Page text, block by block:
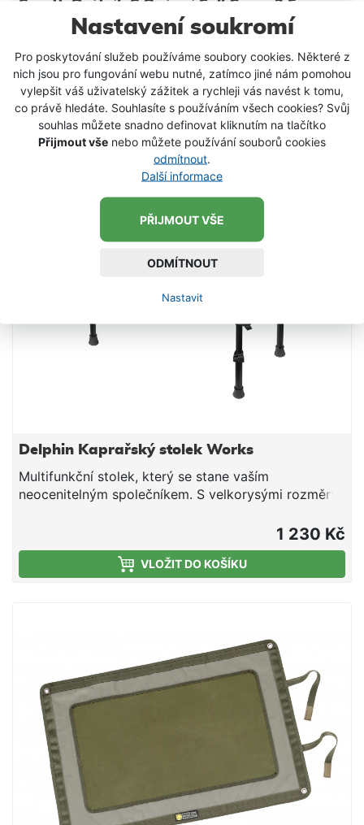
Nastavení soukromí
Pro poskytování služeb používáme soubory cookies. Některé z
nich jsou pro fungování webu nutné, zatímco jiné nám pomohou
vylepšit váš uživatelský zážitek a rychleji vás navést k tomu,
co právě hledáte. Souhlasíte s používáním všech cookies? Svůj
souhlas můžete snadno definovat kliknutím na tlačítko
Přijmout vše nebo můžete používání souborů cookies
odmítnout.
Další informace
PŘIJMOUT VŠE
ODMÍTNOUT
Nastavit
Suretti Deštník S Bočnicí Full Cover 2,5 m
Deštník s bočnicí Full Cover z materiálu 210D. Švy
jsou podlepené, po obvodu vrchlíku jsou čtyři očka
k ukotvení, deštník je dodáván se čtyřmi
stavitelnými provazy a kolíky. Deštník lze naklápět
pomocí kovového CNC kloubu. Žebra jsou z
ocelových drátů 1,25 m dlouhých, eloxovaných
černou barvou. Středová tyč je teleskopická s
novým, velmi spolehlivým adaptérem, který vnitřní
trubku svírá po celém obvodě. Průměr rozloženého
Vchodové dveře mají slídové okno a lze je srolovat.
Transportní délka je 1.35 m, váha 3.7 kg. Deštník je
dodáván v přepravním obalu. Parametry: Barva:
Zelená Transportní délka: 135 cm Hmotnost: 3,7 kg
1 899 Kč
VLOŽIT DO KOŠÍKU
Delphin Kaprařský stolek Works
Multifunkční stolek, který se stane vaším
neocenitelným společníkem. S velkorysými rozměry
využití. Pracovní prostor je rozdělen na několik
přihrádek. Při vázání montáží si do jednotlivých částí
můžete přehledně uložit různé komponenty, při lovu
na feeder si do nich můžete zase nasypat více druhů
který budete používat stále. Má teleskopické nohy,
které dokážete zvednout o 10cm, takže samotná
výška stolku se tak pohybuje od 24 do 34cm
(měřený vrchní okraj stolku). Nohy je možné
zamknout speciálním blokovacím systémem, čili
nehrozí zhroucení stolku a věcí na něm. Konce
nohou jsou vybaveny gumovými koncovkami pro
lepší stabilitu. WORKS se dodává s přepravní
taškou.Technické parametry:Rozměry:
60x30cmNastavitelná výška: 24-34cmTransportní
rozměry: 60x30x5cm
1 230 Kč
VLOŽIT DO KOŠÍKU